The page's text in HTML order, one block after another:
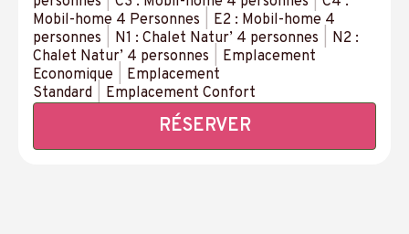
Mobil-home 4 Personnes
E2 : Mobil-home 4
personnes
N1 : Chalet Natur’ 4 personnes
N2 :
Chalet Natur’ 4 personnes
Emplacement
Economique
Emplacement
Standard
Emplacement Confort
RÉSERVER